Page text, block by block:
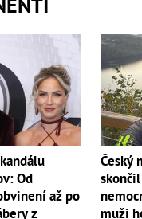
Od
až po
z
Český
muži